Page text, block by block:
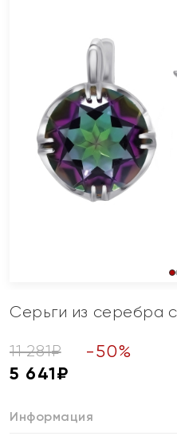
Серьги из серебра
11 281₽ -50%
5 641₽
Информация